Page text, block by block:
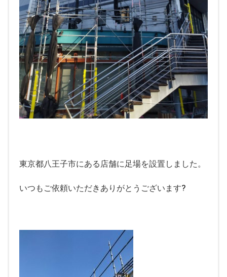
東京都八王子市にある店舗に足場を設置しました。
いつもご依頼いただきありがとうございます?